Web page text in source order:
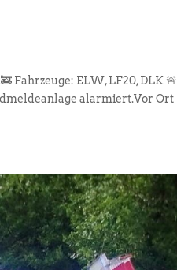
Fahrzeuge: ELW, LF20, DLK 🚨
alarmiert.Vor Ort